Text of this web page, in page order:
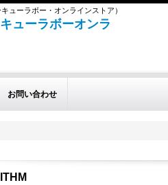
ューラボー・オンラインストア）
ューラボーオンラ
お問い合わせ